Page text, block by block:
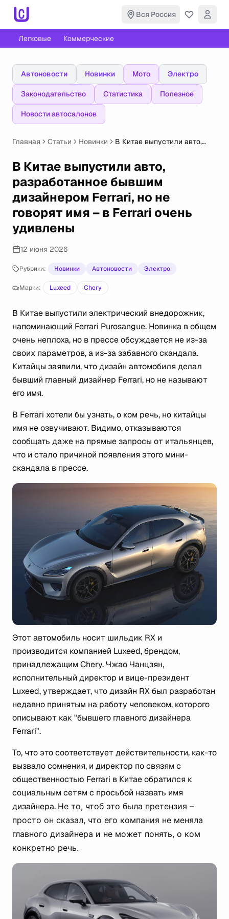
Вся Россия
Легковые Коммерческие
Автоновости Новинки Мото Электро
Законодательство Статистика Полезное
Новости автосалонов
Главная Статьи Новинки
В Китае выпустили авто,
дизайнером Ferrari, но не
говорят имя – в Ferrari очень
удивлены
В Китае выпустили авто,
разработанное бывшим
дизайнером Ferrari, но не
говорят имя – в Ferrari очень
удивлены
12 июня 2026
Рубрики: Новинки Автоновости Электро
Марки: Luxeed Chery
В Китае выпустили электрический внедорожник,
напоминающий Ferrari Purosangue. Новинка в общем
очень неплоха, но в прессе обсуждается не из-за
своих параметров, а из-за забавного скандала.
Китайцы заявили, что дизайн автомобиля делал
бывший главный дизайнер Ferrari, но не называют
его имя.
В Ferrari хотели бы узнать, о ком речь, но китайцы
имя не озвучивают. Видимо, отказываются
сообщать даже на прямые запросы от итальянцев,
что и стало причиной появления этого мини-
скандала в прессе.
Этот автомобиль носит шильдик RX и
производится компанией Luxeed, брендом,
принадлежащим Chery. Чжао Чанцзян,
исполнительный директор и вице-президент
Luxeed, утверждает, что дизайн RX был разработан
недавно принятым на работу человеком, которого
описывают как "бывшего главного дизайнера
Ferrari".
То, что это соответствует действительности, как-то
вызвало сомнения, и директор по связям с
общественностью Ferrari в Китае обратился к
социальным сетям с просьбой назвать имя
дизайнера. Не то, чтоб это была претензия –
просто он сказал, что его компания не меняла
главного дизайнера и не может понять, о ком
конкретно речь.